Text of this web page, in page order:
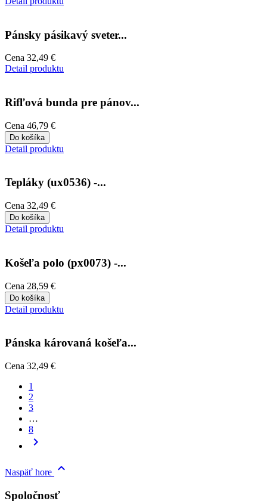
Pánsky pásikavý sveter...
Cena 32,49 €
Detail produktu
Rifľová bunda pre pánov...
Cena 46,79 €
Do košíka
Detail produktu
Tepláky (ux0536) -...
Cena 32,49 €
Do košíka
Detail produktu
Košeľa polo (px0073) -...
Cena 28,59 €
Do košíka
Detail produktu
Pánska károvaná košeľa...
Cena 32,49 €
1
2
3
…
8

Naspäť hore 
Spoločnosť